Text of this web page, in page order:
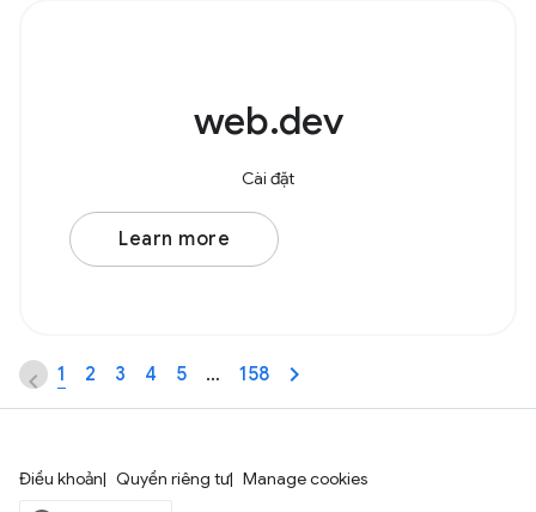
web.dev
Cài đặt
Learn more
1 2 3 4 5 … 158
Điều khoản Quyền riêng tư Manage cookies